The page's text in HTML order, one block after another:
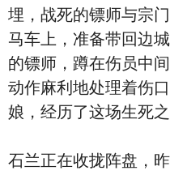
埋，战死的镖师与宗
马车上，准备带回边
的镖师，蹲在伤员中
动作麻利地处理着伤
娘，经历了这场生死
石兰正在收拢阵盘，